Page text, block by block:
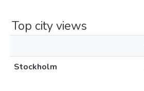
Top city views
Stockholm